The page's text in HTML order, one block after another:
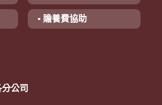
▪ 贍養費協助
公司